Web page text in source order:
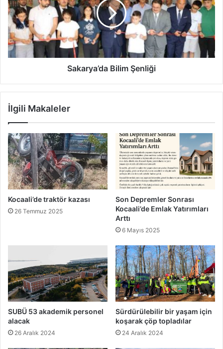
Sakarya’da Bilim Şenliği
İlgili Makaleler
Kocaali’de traktör kazası
26 Temmuz 2025
Son Depremler Sonrası
Kocaali’de Emlak Yatırımları
Arttı
6 Mayıs 2025
SUBÜ 53 akademik personel
alacak
26 Aralık 2024
Sürdürülebilir bir yaşam için
koşarak çöp topladılar
24 Aralık 2024